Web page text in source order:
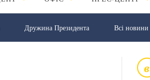
Дружина Президента Всі новини
в